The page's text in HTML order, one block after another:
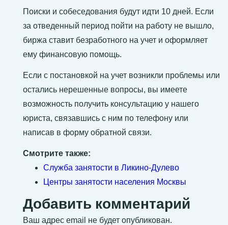
Поиски и собеседования будут идти 10 дней. Если
за отведенный период пойти на работу не вышло,
биржа ставит безработного на учет и оформляет
ему финансовую помощь.
Если с постановкой на учет возникли проблемы или
остались нерешенные вопросы, вы имеете
возможность получить консультацию у нашего
юриста, связавшись с ним по телефону или
написав в форму обратной связи.
Смотрите также:
Служба занятости в Ликино-Дулево
Центры занятости населения Москвы
Добавить комментарий
Ваш адрес email не будет опубликован.